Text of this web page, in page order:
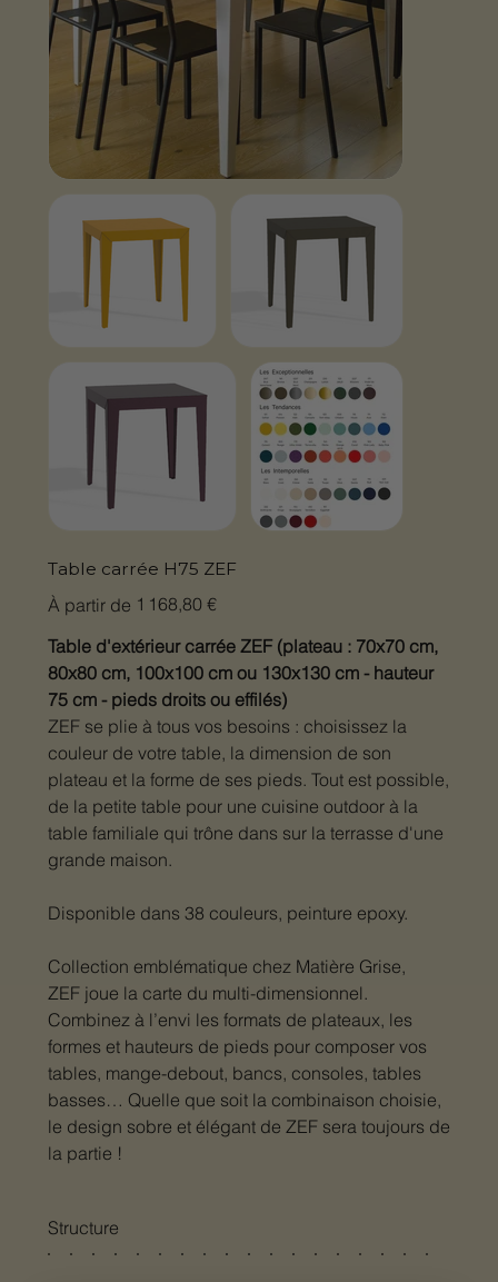
Table carrée H75 ZEF
À partir de Prix
1 168,80 €
Table d'extérieur carrée ZEF (plateau : 70x70 cm,
80x80 cm, 100x100 cm ou 130x130 cm - hauteur
75 cm - pieds droits ou effilés)
ZEF se plie à tous vos besoins : choisissez la
couleur de votre table, la dimension de son
plateau et la forme de ses pieds. Tout est possible,
de la petite table pour une cuisine outdoor à la
table familiale qui trône dans sur la terrasse d'une
grande maison.
Disponible dans 38 couleurs, peinture epoxy.
Collection emblématique chez Matière Grise,
ZEF joue la carte du multi-dimensionnel.
Combinez à l’envi les formats de plateaux, les
formes et hauteurs de pieds pour composer vos
tables, mange-debout, bancs, consoles, tables
basses… Quelle que soit la combinaison choisie,
le design sobre et élégant de ZEF sera toujours de
la partie !
Structure